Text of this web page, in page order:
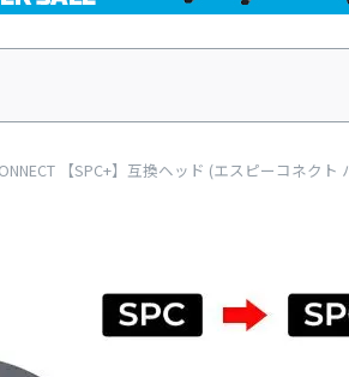
【SPC+】互換ヘッド (エスピーコネク